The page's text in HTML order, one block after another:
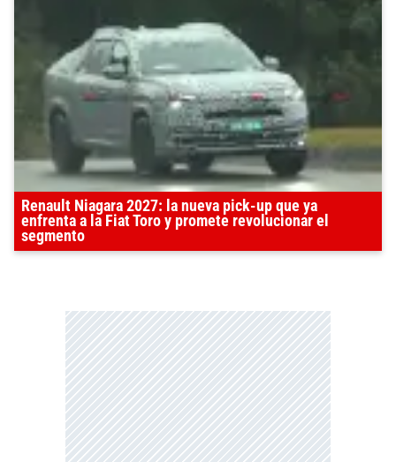
Renault Niagara 2027: la nueva pick-up que ya
enfrenta a la Fiat Toro y promete revolucionar el
segmento